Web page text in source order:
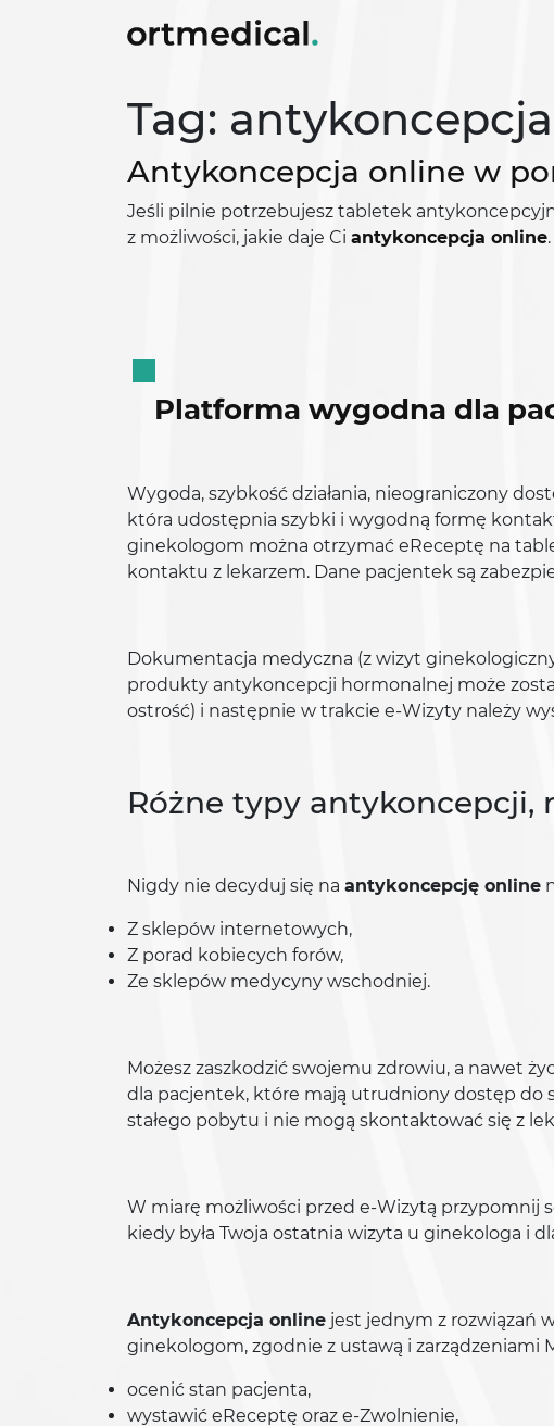
Tag:
Antykoncepcja online w
Jeśli pilnie potrzebujesz tabletek
z możliwości, jakie daje Ci antykoncepcja online.
Platforma wygodna dla
Wygoda, szybkość działania, nieograniczony
która udostępnia szybki i wygodną formę
ginekologom można otrzymać eReceptę na
kontaktu z lekarzem. Dane pacjentek są
Dokumentacja medyczna (z wizyt
produkty antykoncepcji hormonalnej może
ostrość) i następnie w trakcie e-Wizyty należy
Różne typy
Nigdy nie decyduj się na antykoncepcję online
Z sklepów internetowych,
Z porad kobiecych forów,
Ze sklepów medycyny wschodniej.
Możesz zaszkodzić swojemu zdrowiu, a nawet
dla pacjentek, które mają utrudniony dostęp do
stałego pobytu i nie mogą skontaktować się z
W miarę możliwości przed e-Wizytą przypomnij
kiedy była Twoja ostatnia wizyta u ginekologa i
Antykoncepcja online jest jednym z rozwiązań
ginekologom, zgodnie z ustawą i zarządzeniami
ocenić stan pacjenta,
wystawić eReceptę oraz e-Zwolnienie,